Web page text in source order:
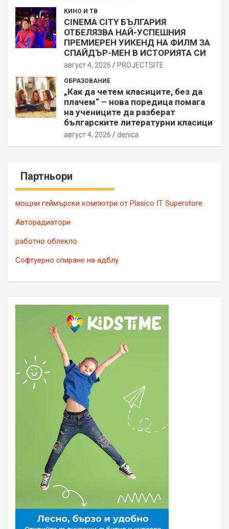
КИНО И ТВ
CINEMA CITY БЪЛГАРИЯ
ОТБЕЛЯЗВА НАЙ-УСПЕШНИЯ
ПРЕМИЕРЕН УИКЕНД НА ФИЛМ ЗА
СПАЙДЪР-МЕН В ИСТОРИЯТА СИ
август 4, 2026 PROJECTSITЕ
ОБРАЗОВАНИЕ
„Как да четем класиците, без да
плачем“ – нова поредица помага
на учениците да разберат
българските литературни класици
август 4, 2026 denica
Партньори
мощни геймърски компютри от Plasico IT Superstore
Авторадиатори
работно облекло
Софтуерно спиране на адблу